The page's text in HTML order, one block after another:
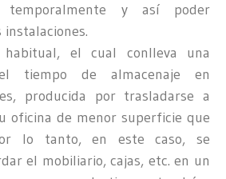
temporalmente y así poder
el cual conlleva una
tiempo de almacenaje en
producida por trasladarse a
oficina de menor superficie que
lo tanto, en este caso, se
el mobiliario, cajas, etc. en un